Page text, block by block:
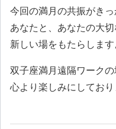
今回の満月の共振がきっ
あなたと、あなたの大切
新しい場をもたらします
双子座満月遠隔ワークの
心より楽しみにしており